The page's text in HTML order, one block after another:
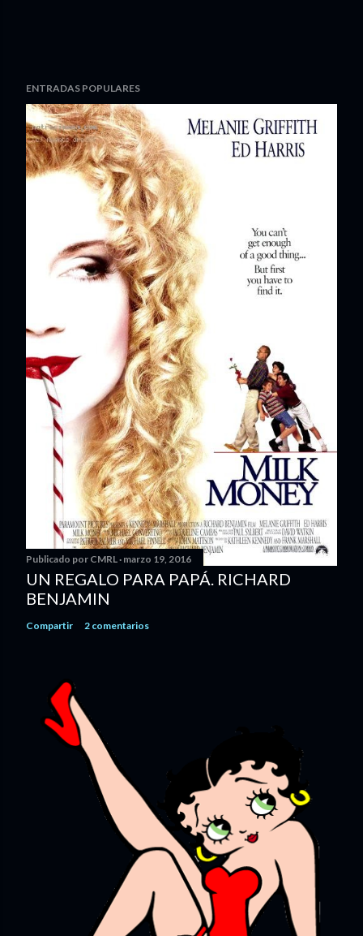
ENTRADAS POPULARES
Publicado por CMRL marzo 19, 2016
UN REGALO PARA PAPÁ. RICHARD
BENJAMIN
Compartir 2 comentarios